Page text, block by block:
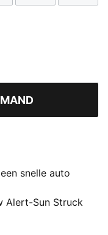
snelle auto
je de snelheid en
machine
Alert-Sun Struck